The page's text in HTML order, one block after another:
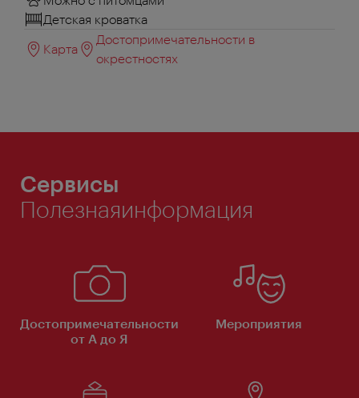
Детская кроватка
Карта
Достопримечательности в
окрестностях
Сервисы
Полезнаяинформация
Достопримечательности
от А до Я
Мероприятия